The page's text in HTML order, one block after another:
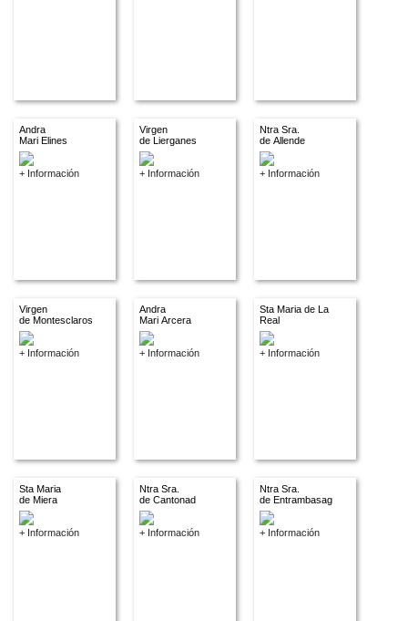
Andra
Mari Elines
+ Información
Virgen
de Lierganes
+ Información
Ntra Sra.
de Allende
+ Información
Virgen
de Montesclaros
+ Información
Andra
Mari Arcera
+ Información
Sta Maria de La
Real
+ Información
Sta Maria
de Miera
+ Información
Ntra Sra.
de Cantonad
+ Información
Ntra Sra.
de Entrambasaguas
+ Información